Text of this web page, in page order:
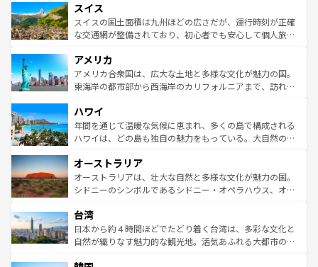
れる地方に足を運ぶとそれぞれで全く異なる文化を体験で
きるだろう。 なお、新着のフランス情報はコンテンツ一覧
を参照してほしい。
は、お酒好きな人にはぜひ体験してほしい。 なお、新着の
ドイツ情報はコンテンツ一覧を参照してほしい。
リアごとに異なる魅力がある。また、優雅なアフタヌーン
ティー、ビール好きにはたまらない英国パブ、サッカー観
戦など、本場だからこそできる体験も豊富。イギリスを旅
ンツ一覧を参照してほしい。
スイス
スイスの国土面積は九州ほどの広さだが、運行時刻が正確
な交通網が整備されており、初心者でも安心して個人旅行
の建物がそのまま残る町や、スイスならではのユニークな
博物館もあり、アルプス観光だけでなく町歩きも満喫する
ことができる。国民の所得が高いため物価も高いが、旅行
ば市内交通費無料で観光を楽しむこともできる。 なお、新
着のスイス情報はコンテンツ一覧 を参照してほしい。
アメリカ
アメリカ合衆国は、広大な土地と多様な文化が魅力の国。
東海岸の都市部から西海岸のカリフォルニアまで、訪れる
のような巨大都市は、観光、ショッピング、エンターテイ
ンメントが詰まった刺激的なスポットだ。一方、アメリカ
西部には大自然が広がり、グランドキャニオンやイエロー
部のニューオーリンズでは、音楽と美食が融合した独特の
文化が魅力。旅行者はアメリカの各地域で異なる魅力を楽
しみながら、その多様性と豊かな歴史を感じることができ
ならではの贅沢な旅のスタイルだ。 なお、新着のアメリカ
情報はコンテンツ一覧を参照してほしい。
ハワイ
年間を通じて温暖な気候に恵まれ、多くの島で構成される
ハワイは、どの島も独自の魅力をもっている。大自然の神
ワイ島は見逃せない。また、定番の観光地といえばオアフ
島だが、静かな自然を求めるならマウイ島やカウアイ島が
おすすめ。エメラルドグリーンに輝く海をはじめ、豊かな
れるおもてなしの心で訪れる人々を迎えてくれるハワイの
人々、おいしいローカルフードやハワイアンミュージッ
ク、伝統的なフラダンスなど、すべてがハワイの魅力を彩
オーストラリア
オーストラリアは、壮大な自然と多様な文化が魅力の国。
シドニーのシンボルであるシドニー・オペラハウス、オー
リアリーフや大陸中央部にそびえるウルル（エアーズロッ
ク）、タスマニアの美しい原生林やケアンズの熱帯雨林な
ど、見どころがたくさん。また、カフェやワイン、オージ
台湾
日本から約４時間ほどでたどり着く台湾は、多彩な文化と
自然が織りなす魅力的な観光地。活気あふれる大都市の台